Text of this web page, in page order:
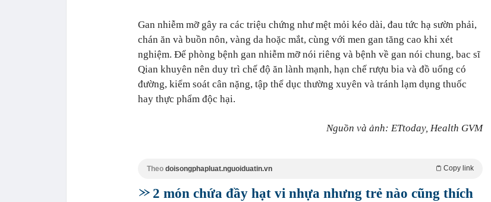
Gan nhiễm mỡ gây ra các triệu chứng như mệt mỏi kéo dài, đau tức hạ sườn phải,
chán ăn và buồn nôn, vàng da hoặc mắt, cùng với men gan tăng cao khi xét
nghiệm. Để phòng bệnh gan nhiễm mỡ nói riêng và bệnh về gan nói chung, bac sĩ
Qian khuyên nên duy trì chế độ ăn lành mạnh, hạn chế rượu bia và đồ uống có
đường, kiểm soát cân nặng, tập thể dục thường xuyên và tránh lạm dụng thuốc
hay thực phẩm độc hại.
Nguồn và ảnh: ETtoday, Health GVM
Theo doisongphapluat.nguoiduatin.vn Copy link
2 món chứa đầy hạt vi nhựa nhưng trẻ nào cũng thích